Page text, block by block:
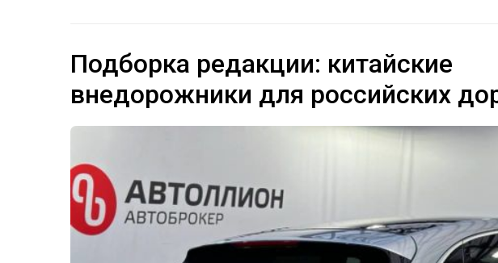
Подборка редакции: китайские
внедорожники для российских